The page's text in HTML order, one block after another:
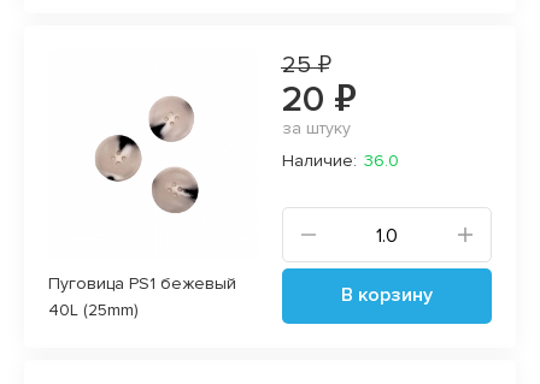
Пуговица PS1 бежевый
40L (25mm)
25 ₽
20 ₽
за штуку
Наличие: 36.0
В корзину